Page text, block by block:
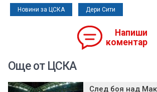
Новини за ЦСКА Дери Сити
Напиши
коментар
Още от ЦСКА
След боя над